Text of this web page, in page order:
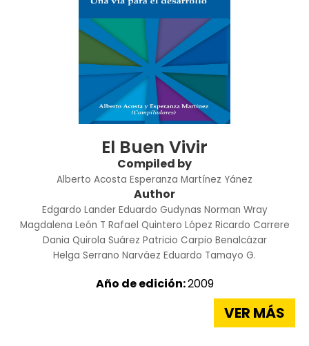
El Buen Vivir
Compiled by
Alberto Acosta Esperanza Martínez Yánez
Author
Edgardo Lander Eduardo Gudynas Norman Wray
Magdalena León T Rafael Quintero López Ricardo Carrere
Dania Quirola Suárez Patricio Carpio Benalcázar
Helga Serrano Narváez Eduardo Tamayo G.
Año de edición:2009
VER MÁS